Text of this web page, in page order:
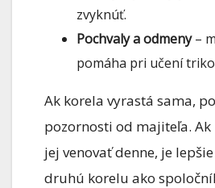
zvyknúť.
Pochvaly a odmeny–
pomáha pri učení
Ak korela vyrastá sama,
pozornosti od majiteľa. Ak
jej venovať denne, je
druhú korelu ako